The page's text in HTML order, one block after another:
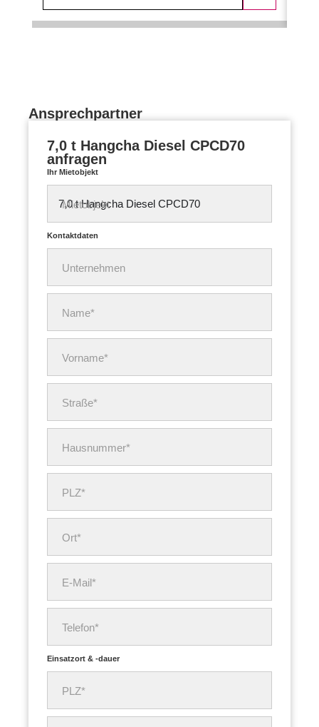
Ansprechpartner
7,0 t Hangcha Diesel CPCD70
anfragen
Ihr Mietobjekt
Mietobjekt
Kontaktdaten
Unternehmen
Name*
Vorname*
Straße*
Hausnummer*
PLZ*
Ort*
E-Mail*
Telefon*
Einsatzort & -dauer
PLZ*